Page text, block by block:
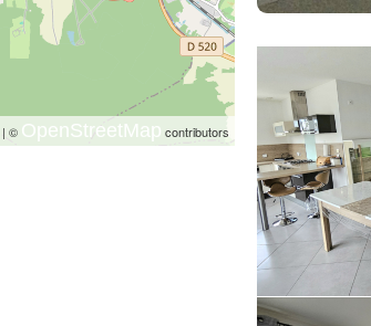
| © OpenStreetMap contributors